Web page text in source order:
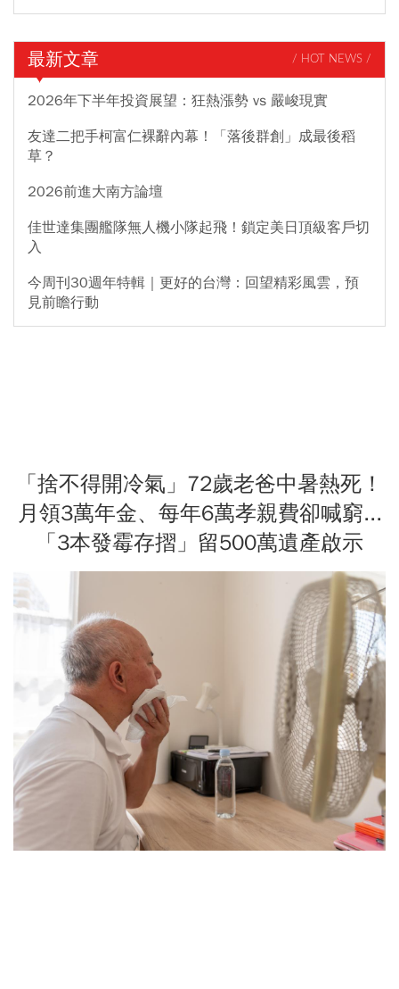
最新文章 / HOT NEWS /
2026年下半年投資展望：狂熱漲勢 vs 嚴峻現實
友達二把手柯富仁裸辭內幕！「落後群創」成最後稻
草？
2026前進大南方論壇
佳世達集團艦隊無人機小隊起飛！鎖定美日頂級客戶切
入
今周刊30週年特輯｜更好的台灣：回望精彩風雲，預
見前瞻行動
「捨不得開冷氣」72歲老爸中暑熱死！
月領3萬年金、每年6萬孝親費卻喊窮...
「3本發霉存摺」留500萬遺產啟示